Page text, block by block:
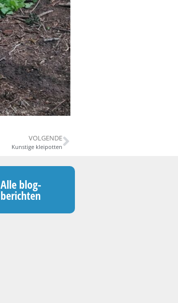
VOLGENDE
Kunstige kleipotten
Alle blog-
berichten